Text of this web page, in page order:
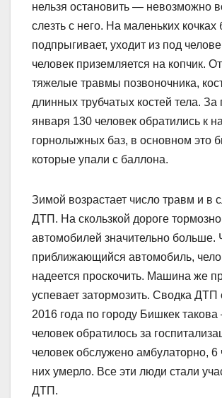
нельзя остановить — невозможно
слезть с него. На маленьких кочках
подпрыгивает, уходит из под
человек приземляется на копчик.
тяжелые травмы позвоночника,
длинных трубчатых костей тела. За
января 130 человек обратились к
горнолыжных баз, в основном это
которые упали с баллона.
Зимой возрастает число травм и в
ДТП. На скользкой дороге
автомобилей значительно больше.
приближающийся автомобиль,
надеется проскочить. Машина же
успевает затормозить. Сводка ДТП
2016 года по городу Бишкек
человек обратилось за
человек обслужено амбулаторно, 6
них умерло. Все эти люди стали
ДТП.